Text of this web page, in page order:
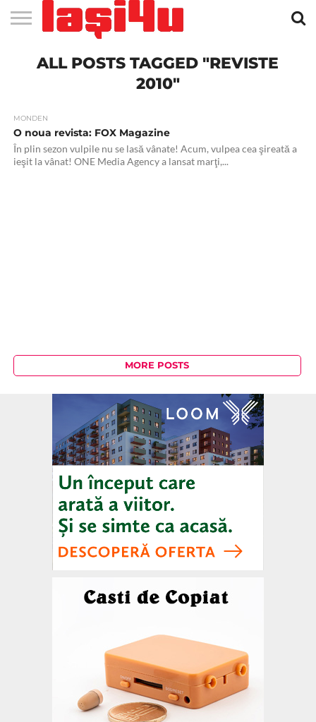
STIRI
APARTAMENTE
NOI IASI
STIRI
IASI
JOBS
IN
FILME
LA
CLUBURI /
DISCOTECI
BARURI /
CAFENELE
SALI DE
FORTA
SALOANE DE
INFRUMUSETARE
AGENTII
DE
RESTAURANTE
IN IASI
PIZZA
IN
PISCINA
IN IASI
FLORARII
RADIO
LIVE
SPALATORII
AUTO
TRACTARI
AUTO
TAXI
IN
CINEMA
TEATRU
HOTELURI
TEREN
SPORTIV
TEREN
TENIS
FARMACII
NON
COFFEE-
TO-GO
FIRME DE
PUBLICITATE
RENT
ALL POSTS TAGGED "REVISTE
2010"
MONDEN
O noua revista: FOX Magazine
În plin sezon vulpile nu se lasă vânate! Acum, vulpea cea şireată a
ieşit la vânat! ONE Media Agency a lansat marţi,...
MORE POSTS